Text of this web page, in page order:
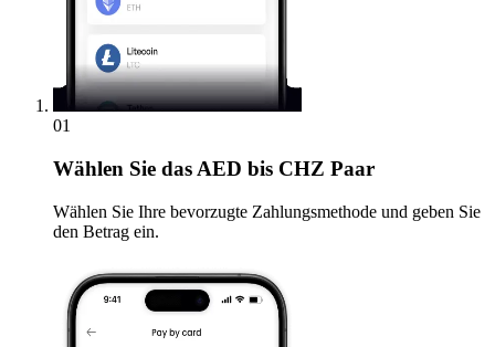
01
Wählen Sie das AED bis CHZ Paar
Wählen Sie Ihre bevorzugte Zahlungsmethode und geben Sie
den Betrag ein.